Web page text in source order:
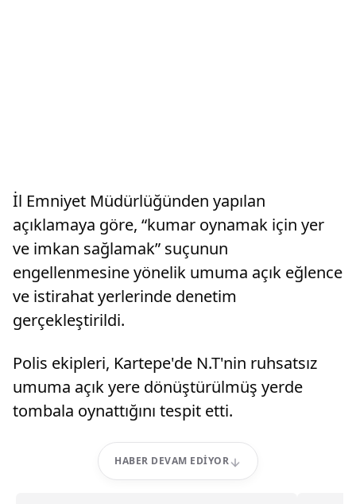
İl Emniyet Müdürlüğünden yapılan
açıklamaya göre, “kumar oynamak için yer
ve imkan sağlamak” suçunun
engellenmesine yönelik umuma açık eğlence
ve istirahat yerlerinde denetim
gerçekleştirildi.
Polis ekipleri, Kartepe'de N.T'nin ruhsatsız
umuma açık yere dönüştürülmüş yerde
tombala oynattığını tespit etti.
HABER DEVAM EDIYOR